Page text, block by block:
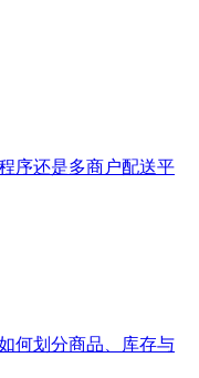
序还是多商户配送平
何划分商品、库存与